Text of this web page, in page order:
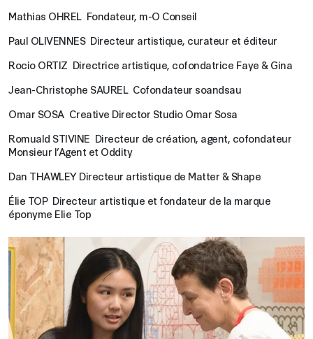
Mathias OHREL Fondateur, m-O Conseil
Paul OLIVENNES Directeur artistique, curateur et éditeur
Rocio ORTIZ Directrice artistique, cofondatrice Faye & Gina
Jean-Christophe SAUREL Cofondateur soandsau
Omar SOSA Creative Director Studio Omar Sosa
Romuald STIVINE Directeur de création, agent, cofondateur
Monsieur l’Agent et Oddity
Dan THAWLEY Directeur artistique de Matter & Shape
Élie TOP Directeur artistique et fondateur de la marque
éponyme Elie Top